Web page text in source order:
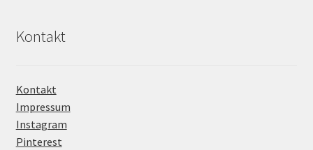
Kontakt
Kontakt
Impressum
Instagram
Pinterest